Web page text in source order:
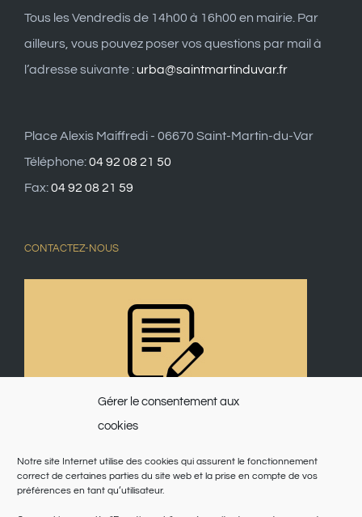
Gérer le consentement aux
cookies
Notre site Internet utilise des cookies qui assurent le fonctionnement
correct de certaines parties du site web et la prise en compte de vos
préférences en tant qu’utilisateur.
Tous les Vendredis de 14h00 à 16h00 en mairie. Par
ailleurs, vous pouvez poser vos questions par mail à
l’adresse suivante : urba@saintmartinduvar.fr
Place Alexis Maiffredi - 06670 Saint-Martin-du-Var
Téléphone:04 92 08 21 50
Fax:04 92 08 21 59
CONTACTEZ-NOUS